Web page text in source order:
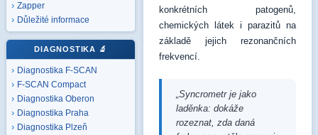
Zapper
Důležité informace
DIAGNOSTIKA 🔬
Diagnostika F-SCAN
F-SCAN Compact
Diagnostika Oberon
Diagnostika Praha
Diagnostika Plzeň
konkrétních patogenů,
chemických látek i parazitů na
základě jejich rezonančních
frekvencí.
„Syncrometr je jako
laděnka: dokáže
rozeznat, zda daná